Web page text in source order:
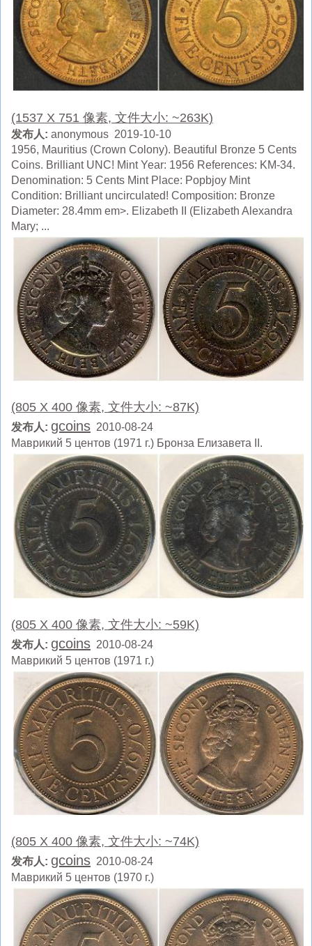
(1537 X 751 像素, 文件大小: ~263K)
发布人: anonymous 2019-10-10
1956, Mauritius (Crown Colony). Beautiful Bronze 5 Cents
Coins. Brilliant UNC! Mint Year: 1956 References: KM-34.
Denomination: 5 Cents Mint Place: Popbjoy Mint
Condition: Brilliant uncirculated! Composition: Bronze
Diameter: 28.4mm em>. Elizabeth II (Elizabeth Alexandra
Mary; ...
(805 X 400 像素, 文件大小: ~87K)
发布人: gcoins 2010-08-24
Маврикий 5 центов (1971 г.) Бронза Елизавета II.
(805 X 400 像素, 文件大小: ~59K)
发布人: gcoins 2010-08-24
Маврикий 5 центов (1971 г.)
(805 X 400 像素, 文件大小: ~74K)
发布人: gcoins 2010-08-24
Маврикий 5 центов (1970 г.)